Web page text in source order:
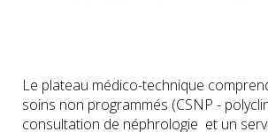
Le plateau médico-technique
soins non programmés (CSNP -
consultation de néphrologie et un